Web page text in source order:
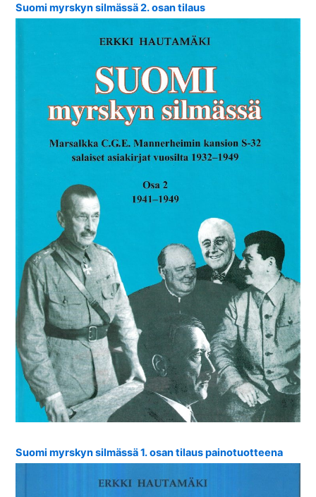
Suomi myrskyn silmässä 2. osan tilaus
Suomi myrskyn silmässä 1. osan tilaus painotuotteena